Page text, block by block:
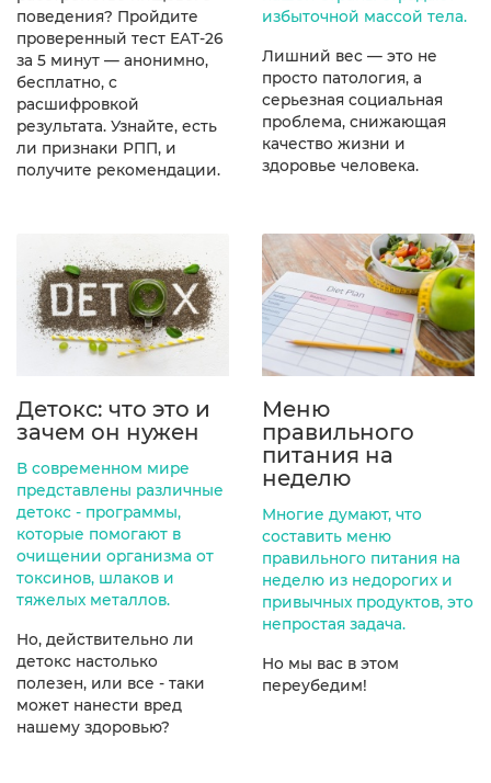
поведения? Пройдите
проверенный тест EAT-26
за 5 минут — анонимно,
бесплатно, с
расшифровкой
результата. Узнайте, есть
ли признаки РПП, и
получите рекомендации.
избыточной массой тела.
Лишний вес — это не
просто патология, а
серьезная социальная
проблема, снижающая
качество жизни и
здоровье человека.
Детокс: что это и
зачем он нужен
В современном мире
представлены различные
детокс - программы,
которые помогают в
очищении организма от
токсинов, шлаков и
тяжелых металлов.
Но, действительно ли
детокс настолько
полезен, или все - таки
может нанести вред
нашему здоровью?
Меню
правильного
питания на
неделю
Многие думают, что
составить меню
правильного питания на
неделю из недорогих и
привычных продуктов, это
непростая задача.
Но мы вас в этом
переубедим!